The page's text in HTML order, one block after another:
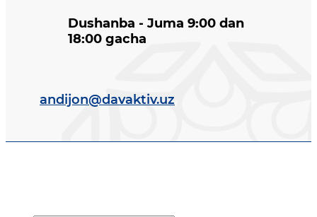
Dushanba - Juma 9:00 dan
18:00 gacha
andijon@davaktiv.uz